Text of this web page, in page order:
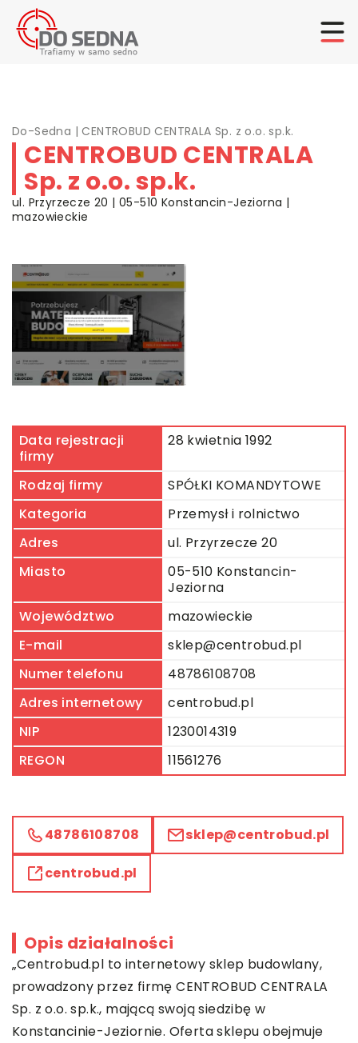
Do-Sedna |CENTROBUD CENTRALA Sp. z o.o. sp.k.
CENTROBUD CENTRALA
Sp. z o.o. sp.k.
ul. Przyrzecze 20 | 05-510 Konstancin-Jeziorna |
mazowieckie
Data rejestracji
firmy
28 kwietnia 1992
Rodzaj firmy
SPÓŁKI KOMANDYTOWE
Kategoria
Przemysł i rolnictwo
Adres
ul. Przyrzecze 20
Miasto
05-510 Konstancin-
Jeziorna
Województwo
mazowieckie
E-mail
sklep@centrobud.pl
Numer telefonu
48786108708
Adres internetowy
centrobud.pl
NIP
1230014319
REGON
11561276
48786108708 sklep@centrobud.pl
centrobud.pl
Opis działalności
„Centrobud.pl to internetowy sklep budowlany,
prowadzony przez firmę CENTROBUD CENTRALA
Sp. z o.o. sp.k., mającą swoją siedzibę w
Konstancinie-Jeziornie. Oferta sklepu obejmuje